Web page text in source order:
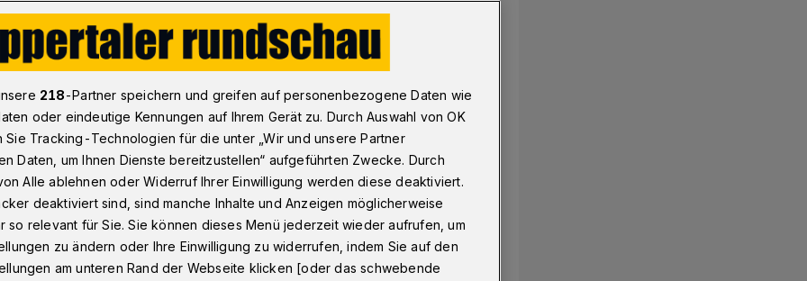
Landgericht zu Messerstecherei am Kipdorf
Wuppertal
zu der
am Kipdorf?
218-Partner speichern und greifen auf personenbezogene Daten wie
oder eindeutige Kennungen auf Ihrem Gerät zu. Durch Auswahl von OK
Sie Tracking-Technologien für die unter „Wir und unsere Partner
Daten, um Ihnen Dienste bereitzustellen“ aufgeführten Zwecke. Durch
Alle ablehnen oder Widerruf Ihrer Einwilligung werden diese deaktiviert.
deaktiviert sind, sind manche Inhalte und Anzeigen möglicherweise
so relevant für Sie. Sie können dieses Menü jederzeit wieder aufrufen, um
zu ändern oder Ihre Einwilligung zu widerrufen, indem Sie auf den
am unteren Rand der Webseite klicken [oder das schwebende